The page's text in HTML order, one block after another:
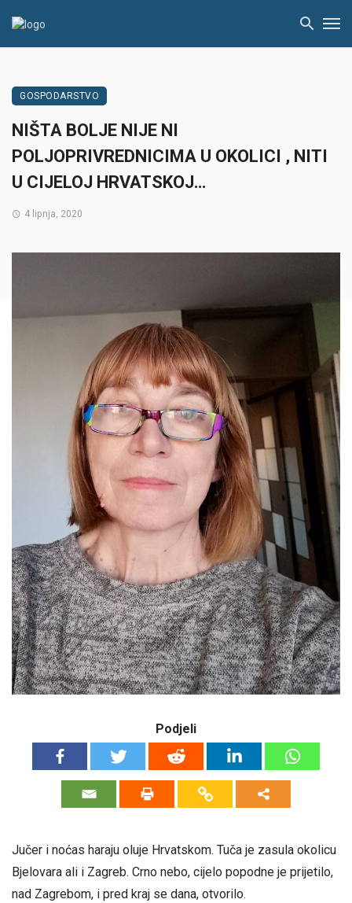
GOSPODARSTVO
NIŠTA BOLJE NIJE NI
POLJOPRIVREDNICIMA U OKOLICI , NITI
U CIJELOJ HRVATSKOJ…
4 lipnja, 2020
Podjeli
Jučer i noćas haraju oluje Hrvatskom. Tuča je zasula okolicu
Bjelovara ali i Zagreb. Crno nebo, cijelo popodne je prijetilo,
nad Zagrebom, i pred kraj se dana, otvorilo.